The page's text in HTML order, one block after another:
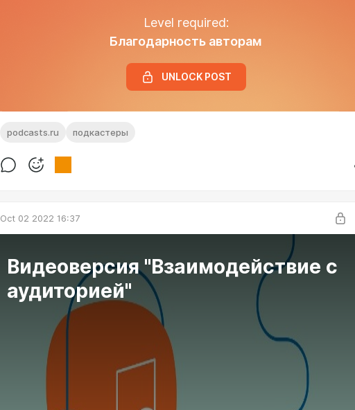
Level required:
Благодарность авторам
UNLOCK POST
podcasts.ru подкастеры
Oct 02 2022 16:37
Видеоверсия "Взаимодействие с
аудиторией"